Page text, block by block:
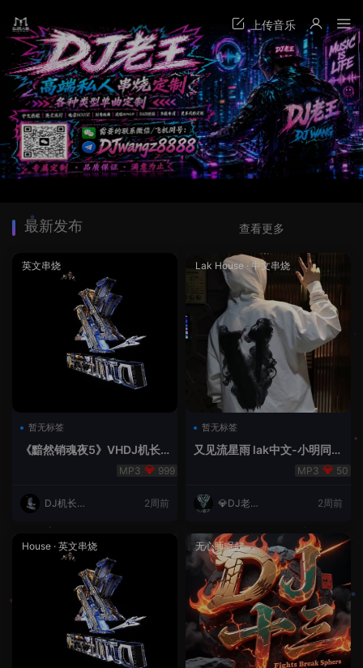
最新发布
英文串烧
暂无标签
《黯然销魂夜5》VHDJ机长
999
DJ机长云
2周前
Lak House · 中文串烧
暂无标签
又见流星雨 lak中文-小明同学
50
💎DJ老王
2周前
House · 英文串烧 无心睡眠鼓
查看更多